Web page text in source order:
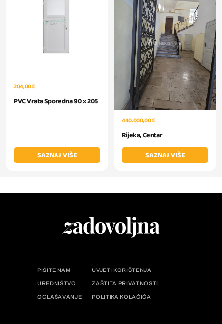
204,00 €
PVC Vrata Sporedna 90 x 205
SAZNAJ VIŠE
440.000,00 €
Rijeka, Centar
SAZNAJ VIŠE
PIŠITE NAM UVJETI KORIŠTENJA
UREDNIŠTVO ZAŠTITA PRIVATNOSTI
OGLAŠAVANJE POLITIKA KOLAČIĆA